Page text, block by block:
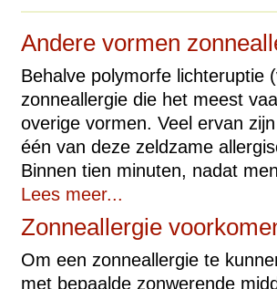
Andere vormen
Behalve polymorfe lichteruptie
zonneallergie die het meest
overige vormen. Veel ervan
één van deze zeldzame
Binnen tien minuten, nadat
Lees meer...
Zonneallergie
Om een zonneallergie te
met bepaalde zonwerende